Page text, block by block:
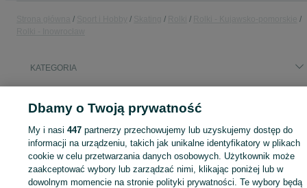
KATEGORIA
ID:1064449462
Zaloguj się lub załóż konto na OLX, aby skontaktować się z
sprzedającym
Dbamy o Twoją prywatność
My i nasi447 partnerzy przechowujemy lub uzyskujemy dostęp do
informacji na urządzeniu, takich jak unikalne identyfikatory w plikach
cookie w celu przetwarzania danych osobowych. Użytkownik może
zaakceptować wybory lub zarządzać nimi, klikając poniżej lub w
dowolnym momencie na stronie polityki prywatności. Te wybory będą